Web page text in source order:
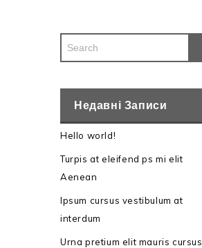
Недавні Записи
Hello world!
Turpis at eleifend ps mi elit
Aenean
Ipsum cursus vestibulum at
interdum
Urna pretium elit mauris cursus